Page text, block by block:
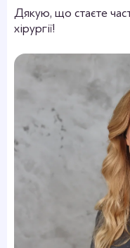
Дякую, що стаєте
хірургії!